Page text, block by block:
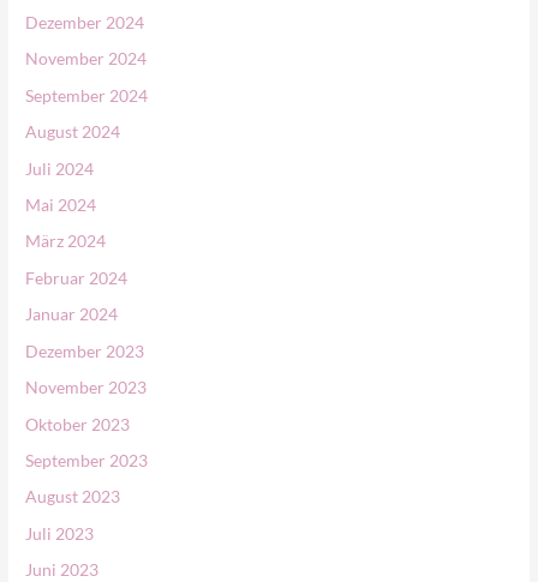
a
Dezember 2024
November 2024
September 2024
August 2024
Juli 2024
Mai 2024
März 2024
Februar 2024
Januar 2024
Dezember 2023
November 2023
Oktober 2023
September 2023
August 2023
Juli 2023
Juni 2023